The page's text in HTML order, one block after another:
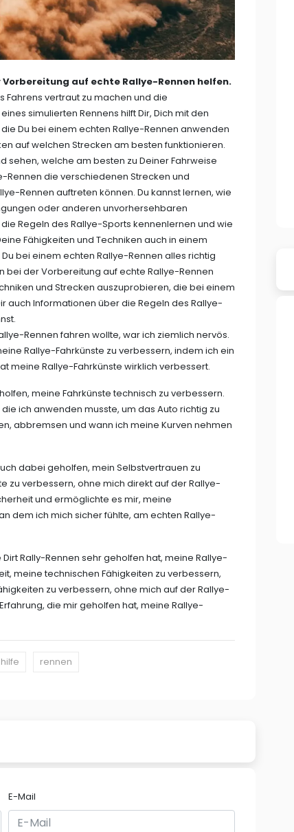
auf echte Rallye-Rennen helfen.
Fahrens vertraut zu machen und die
simulierten Rennens hilft Dir, Dich mit den
Du bei einem echten Rallye-Rennen anwenden
auf welchen Strecken am besten funktionieren.
sehen, welche am besten zu Deiner Fahrweise
Rennen die verschiedenen Strecken und
Rennen auftreten können. Du kannst lernen, wie
oder anderen unvorhersehbaren
Regeln des Rallye-Sports kennenlernen und wie
Fähigkeiten und Techniken auch in einem
bei einem echten Rallye-Rennen alles richtig
bei der Vorbereitung auf echte Rallye-Rennen
und Strecken auszuprobieren, die bei einem
auch Informationen über die Regeln des Rallye-
Rennen fahren wollte, war ich ziemlich nervös.
Rallye-Fahrkünste zu verbessern, indem ich ein
meine Rallye-Fahrkünste wirklich verbessert.
meine Fahrkünste technisch zu verbessern.
ich anwenden musste, um das Auto richtig zu
abbremsen und wann ich meine Kurven nehmen
dabei geholfen, mein Selbstvertrauen zu
zu verbessern, ohne mich direkt auf der Rallye-
und ermöglichte es mir, meine
dem ich mich sicher fühlte, am echten Rallye-
Rally-Rennen sehr geholfen hat, meine Rallye-
meine technischen Fähigkeiten zu verbessern,
zu verbessern, ohne mich auf der Rallye-
die mir geholfen hat, meine Rallye-
hilfe rennen
E-Mail